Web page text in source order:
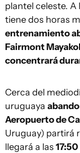
plantel celeste. A
tiene dos horas
entrenamiento
Fairmont
concentrará
Cerca del
uruguaya
Aeropuerto de
Uruguay) partirá
llegará a las 17:50